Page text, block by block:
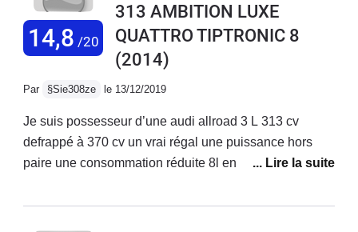
la suite. Dommage car AUDI est une marque que nous
apprécions grandement. En conclusion, prochaine
voiture VOLVO XC90 T8, pas de comparaison à faire
entre les deux marques, chacune à ses points positifs
et négatifs.
14,8 /20
313 AMBITION LUXE
QUATTRO TIPTRONIC 8
(2014)
Par §Sie308ze le 13/12/2019
Je suis possesseur d’une audi allroad 3 L 313 cv
defrappé à 370 cv un vrai régal une puissance hors
paire une consommation réduite 8l en tàppant dedans
boite avec son convertisseur de couple 8 rapports les